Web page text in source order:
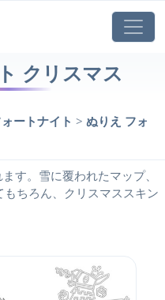
クリスマス
ートナイト > ぬりえ フォ
す。雪に覆われたマップ、
ちろん、クリスマススキン